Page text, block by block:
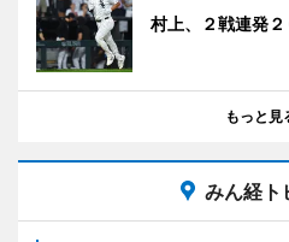
村上、２戦連発
もっと見
みん経ト